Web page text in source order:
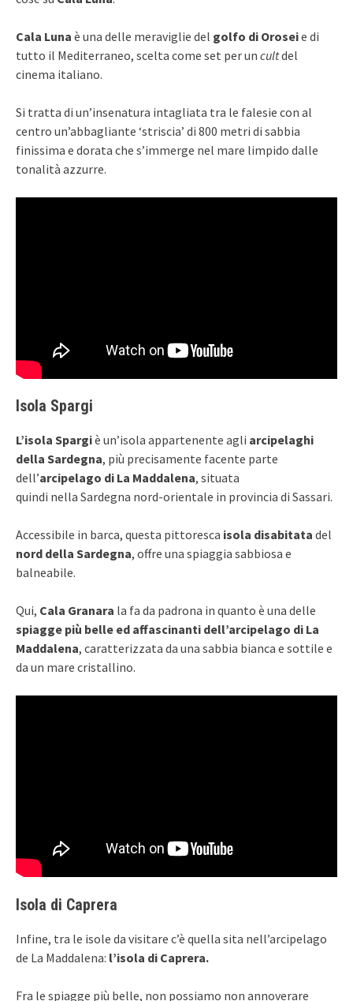
Cala Luna è una delle meraviglie del golfo di Oroseie di
tutto il Mediterraneo, scelta come set per un cultdel
cinema italiano.
Si tratta di un’insenatura intagliata tra le falesie con al
centro un’abbagliante ‘striscia’ di 800 metri di sabbia
finissima e dorata che s’immerge nel mare limpido dalle
tonalità azzurre.
Isola Spargi
L’isola Spargiè un’isola appartenente agli arcipelaghi
della Sardegna, più precisamente facente parte
dell’arcipelago di La Maddalena, situata
quindi nella Sardegna nord-orientale in provincia di Sassari.
Accessibile in barca, questa pittoresca isola disabitata del
nord della Sardegna, offre una spiaggia sabbiosa e
balneabile.
Qui, Cala Granara la fa da padrona in quanto è una delle
spiagge più belle ed affascinanti dell’arcipelago di La
Maddalena, caratterizzata da una sabbia bianca e sottile e
da un mare cristallino.
Isola di Caprera
Infine, tra le isole da visitare c’è quella sita nell’arcipelago
de La Maddalena: l’isola di Caprera.
Fra le spiagge più belle, non possiamo non annoverare